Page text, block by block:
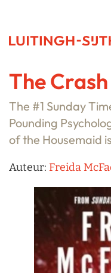
The Crash
The #1 Sunday
Pounding
of the Housemaid
Auteur: Freida